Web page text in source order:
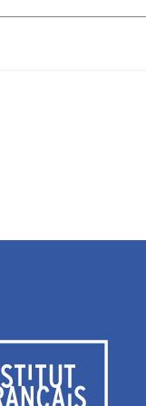
site de l’Institut français